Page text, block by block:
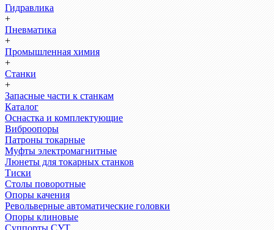
Гидравлика
+
Пневматика
+
Промышленная химия
+
Станки
+
Запасные части к станкам
Каталог
Оснастка и комплектующие
Виброопоры
Патроны токарные
Муфты электромагнитные
Люнеты для токарных станков
Тиски
Столы поворотные
Опоры качения
Револьверные автоматические головки
Опоры клиновые
Суппорты СУТ